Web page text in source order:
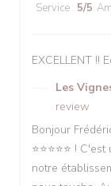
Service : 5/5
EXCELLENT !!
Les
review
Bonjour
⭐️⭐️⭐️⭐️⭐️ !
notre